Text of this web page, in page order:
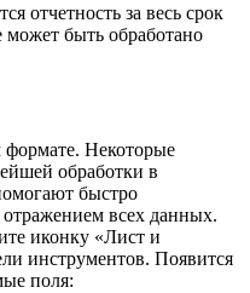
отчетность за весь срок
может быть обработано
Некоторые
обработки в
быстро
всех данных.
иконку «Лист и
инструментов. Появится
поля: